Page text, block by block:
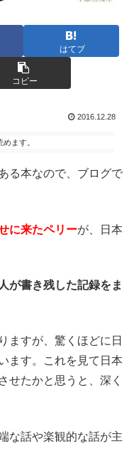
はてブ
コピー
2016.12.28
めます。
る本なので、ブログで
に来たペリーが、日本
が書き残した記録をま
ますが、驚くほどに日
ます。これを見て日本
せたかと思うと、深く
な話や楽観的な話が主